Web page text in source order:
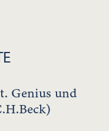
Genius und